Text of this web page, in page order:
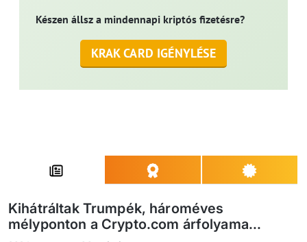
Készen állsz a mindennapi kriptós fizetésre?
KRAK CARD IGÉNYLÉSE
Kihátráltak Trumpék, hároméves
mélyponton a Crypto.com árfolyama...